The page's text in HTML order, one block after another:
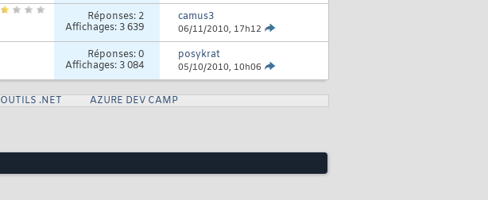
Réponses: 2
Affichages: 3 639
camus3
06/11/2010, 17h12
Réponses:0
Affichages: 3 084
posykrat
05/10/2010, 10h06
OUTILS .NET AZURE DEV CAMP